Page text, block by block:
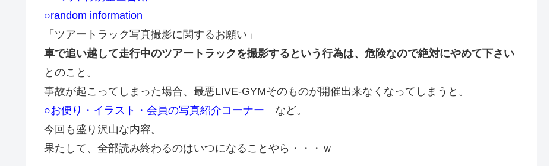
○random information
「ツアートラック写真撮影に関するお願い」
車で追い越して走行中のツアートラックを撮影するという行為は、危険なので絶対にやめて下さい
とのこと。
事故が起こってしまった場合、最悪LIVE-GYMそのものが開催出来なくなってしまうと。
○お便り・イラスト・会員の写真紹介コーナー など。
今回も盛り沢山な内容。
果たして、全部読み終わるのはいつになることやら・・・ｗ